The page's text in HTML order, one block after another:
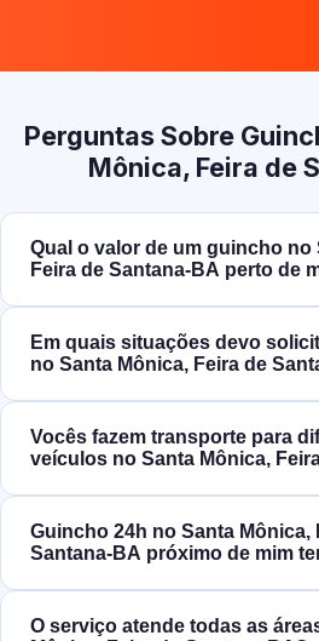
Perguntas Sobre
Mônica, Feira de
Qual o valor de um guincho no
Feira de Santana‑BA perto de
Em quais situações devo
no Santa Mônica, Feira de
Vocês fazem transporte para
veículos no Santa Mônica,
Guincho 24h no Santa Mônica,
Santana‑BA próximo de mim
O serviço atende todas as